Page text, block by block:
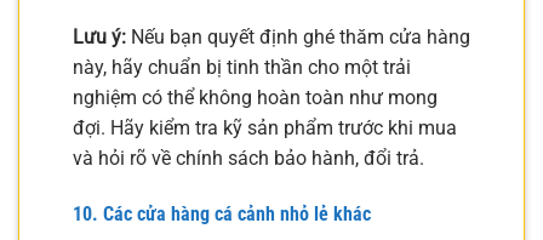
Lưu ý: Nếu bạn quyết định ghé thăm cửa hàng
này, hãy chuẩn bị tinh thần cho một trải
nghiệm có thể không hoàn toàn như mong
đợi. Hãy kiểm tra kỹ sản phẩm trước khi mua
và hỏi rõ về chính sách bảo hành, đổi trả.
10. Các cửa hàng cá cảnh nhỏ lẻ khác